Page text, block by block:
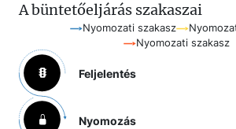
A büntetőeljárás szakaszai
Nyomozati szakasz
Nyomozati szakasz
Feljelentés
Nyomozás